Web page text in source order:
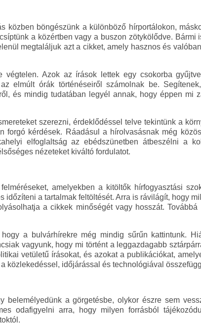
közben böngészünk a különböző hírportálokon,
a közértben vagy a buszon zötykölődve. Bármi
megtaláljuk azt a cikket, amely hasznos és
végtelen. Azok az írások lettek egy csokorba
elmúlt órák történéseiről számolnak be.
és mindig tudatában legyél annak, hogy éppen mi
szerezni, érdeklődéssel telve tekintünk a
forgó kérdések. Ráadásul a hírolvasásnak még
elfoglaltság az ebédszünetben átbeszélni a
nézeteket kiváltó fordulatot.
amelyekben a kitöltők hírfogyasztási
időzíteni a tartalmak feltöltését. Arra is rávilágít, hogy
a cikkek minőségét vagy hosszát.
a bulvárhírekre még mindig sűrűn kattintunk.
vagyunk, hogy mi történt a leggazdagabb
vetületű írásokat, és azokat a publikációkat,
közlekedéssel, időjárással és technológiával
belemélyedünk a görgetésbe, olykor észre sem
odafigyelni arra, hogy milyen forrásból